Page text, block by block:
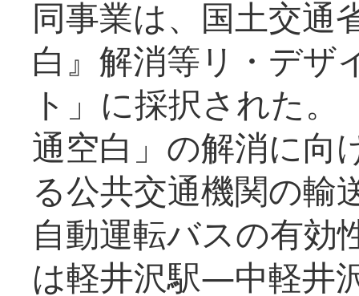
同事業は、国土交通
白』解消等リ・デザ
ト」に採択された
通空白」の解消に向
る公共交通機関の輸
自動運転バスの有効
は軽井沢駅―中軽井